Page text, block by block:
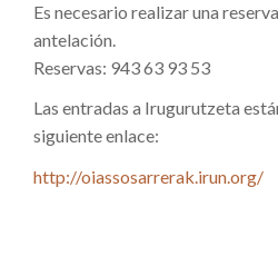
Es necesario realizar una
antelación.
Reservas: 943 63 93 53
Las entradas a Irugurutzeta
siguiente enlace:
http://oiassosarrerak.irun.org/